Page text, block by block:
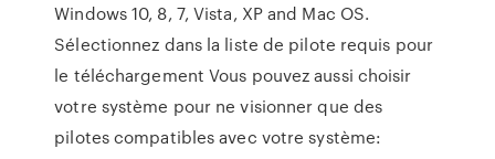
Windows 10, 8, 7, Vista, XP and Mac OS.
Sélectionnez dans la liste de pilote requis pour
le téléchargement Vous pouvez aussi choisir
votre système pour ne visionner que des
pilotes compatibles avec votre système: